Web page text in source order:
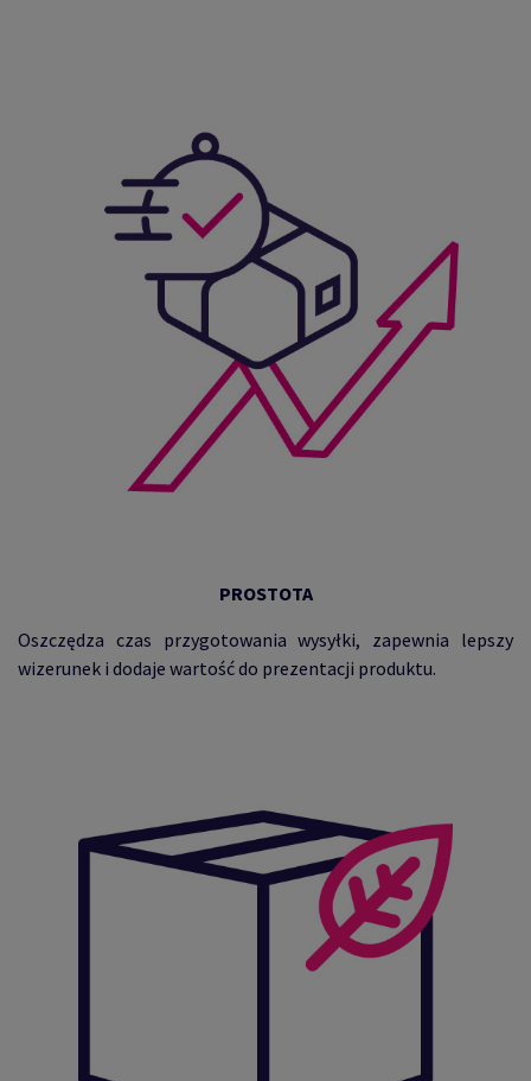
PROSTOTA
Oszczędza czas przygotowania wysyłki, zapewnia lepszy
wizerunek i dodaje wartość do prezentacji produktu.